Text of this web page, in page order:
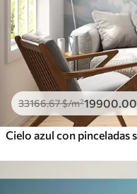
33166.67$/m²19900.00